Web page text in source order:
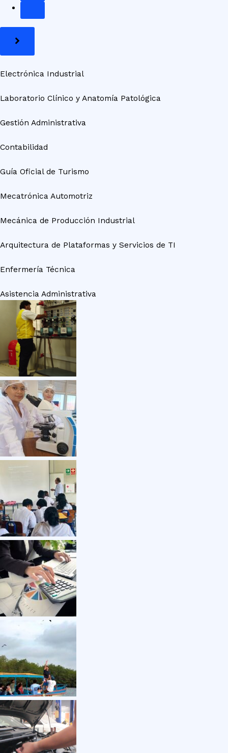
Electrónica Industrial
Laboratorio Clínico y Anatomía Patológica
Gestión Administrativa
Contabilidad
Guía Oficial de Turismo
Mecatrónica Automotriz
Mecánica de Producción Industrial
Arquitectura de Plataformas y Servicios de TI
Enfermería Técnica
Asistencia Administrativa